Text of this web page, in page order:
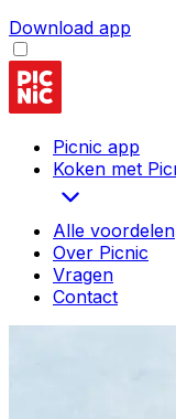
Download app
Picnic app
Koken met
Alle voordelen
Over Picnic
Vragen
Contact